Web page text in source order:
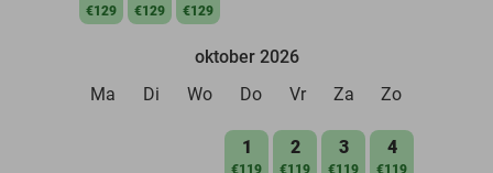
€129 €129 €129
oktober 2026
Ma
Di Wo Do Vr Za Zo
1
€119
2
€119
3
€119
4
€119